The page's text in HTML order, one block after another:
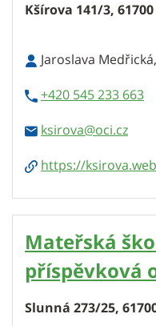
Kšírova 141/3,
Jaroslava
+420 545 233 663
ksirova
https://
Mateřská
příspěvková
Slunná 273/25,